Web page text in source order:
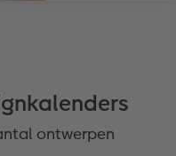
ontwerpen